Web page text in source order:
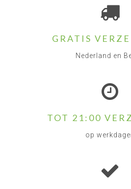
GRATIS
Nederland en
TOT 21:00
op